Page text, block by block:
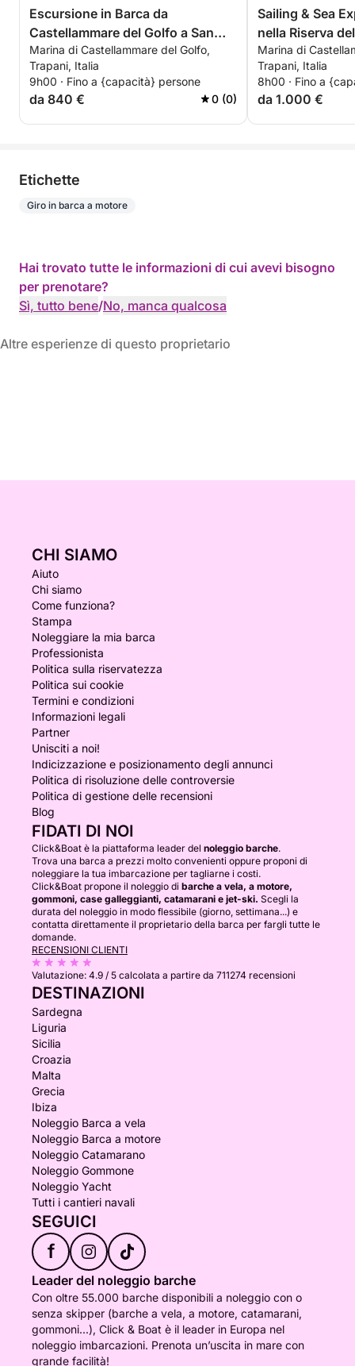
Escursione in Barca da
Castellammare del Golfo a San
Vito Lo Capo
Marina di Castellammare del Golfo,
Trapani, Italia
9h00 · Fino a {capacità} persone
da 840 € 0 (0)
Sailing & Sea
nella Riserva
Marina di
Trapani, Italia
8h00 · Fino a
da 1.000 €
Etichette
Giro in barca a motore
Hai trovato tutte le informazioni di cui avevi bisogno
per prenotare?
Sì, tutto bene/No, manca qualcosa
Altre esperienze di questo proprietario
CHI SIAMO
Aiuto
Chi siamo
Come funziona?
Stampa
Noleggiare la mia barca
Professionista
Politica sulla riservatezza
Politica sui cookie
Termini e condizioni
Informazioni legali
Partner
Unisciti a noi!
Indicizzazione e posizionamento degli annunci
Politica di risoluzione delle controversie
Politica di gestione delle recensioni
Blog
FIDATI DI NOI
Click&Boat è la piattaforma leader del noleggio barche.
Trova una barca a prezzi molto convenienti oppure proponi di
noleggiare la tua imbarcazione per tagliarne i costi.
Click&Boat propone il noleggio di barche a vela, a motore,
gommoni, case galleggianti, catamarani e jet-ski. Scegli la
durata del noleggio in modo flessibile (giorno, settimana...) e
contatta direttamente il proprietario della barca per fargli tutte le
domande.
RECENSIONI CLIENTI
Valutazione: 4.9 / 5 calcolata a partire da 711274 recensioni
DESTINAZIONI
Sardegna
Liguria
Sicilia
Croazia
Malta
Grecia
Ibiza
Noleggio Barca a vela
Noleggio Barca a motore
Noleggio Catamarano
Noleggio Gommone
Noleggio Yacht
Tutti i cantieri navali
SEGUICI
f
Leader del noleggio barche
Con oltre 55.000 barche disponibili a noleggio con o
senza skipper (barche a vela, a motore, catamarani,
gommoni...), Click & Boat è il leader in Europa nel
noleggio imbarcazioni. Prenota un’uscita in mare con
grande facilità!